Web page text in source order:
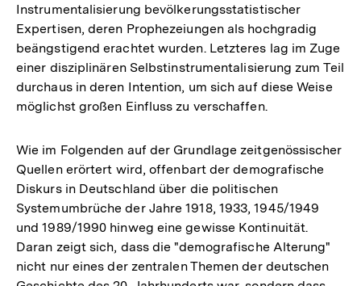
Instrumentalisierung bevölkerungsstatistischer
Expertisen, deren Prophezeiungen als hochgradig
beängstigend erachtet wurden. Letzteres lag im Zuge
einer disziplinären Selbstinstrumentalisierung zum Teil
durchaus in deren Intention, um sich auf diese Weise
möglichst großen Einfluss zu verschaffen.
Wie im Folgenden auf der Grundlage zeitgenössischer
Quellen erörtert wird, offenbart der demografische
Diskurs in Deutschland über die politischen
Systemumbrüche der Jahre 1918, 1933, 1945/1949
und 1989/1990 hinweg eine gewisse Kontinuität.
Daran zeigt sich, dass die "demografische Alterung"
nicht nur eines der zentralen Themen der deutschen